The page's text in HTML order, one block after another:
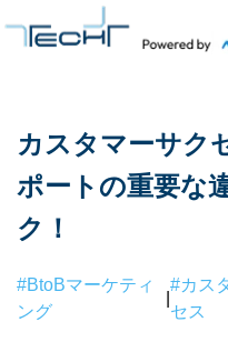
カスタマーサク
ポートの重要な
ク！
#BtoBマーケティ
ング
#カス
セス